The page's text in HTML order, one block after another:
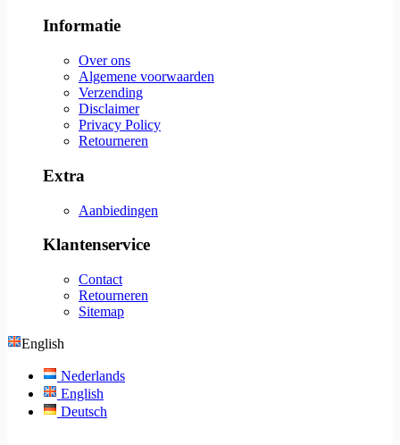
Informatie
Over ons
Algemene voorwaarden
Verzending
Disclaimer
Privacy Policy
Retourneren
Extra
Aanbiedingen
Klantenservice
Contact
Retourneren
Sitemap
English
Nederlands
English
Deutsch